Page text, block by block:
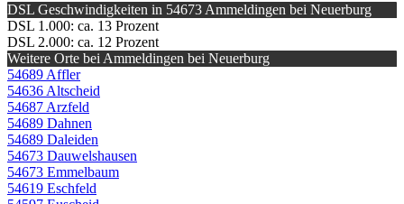
DSL Geschwindigkeiten in 54673 Ammeldingen bei Neuerburg
DSL 1.000: ca. 13 Prozent
DSL 2.000: ca. 12 Prozent
Weitere Orte bei Ammeldingen bei Neuerburg
54689 Affler
54636 Altscheid
54687 Arzfeld
54689 Dahnen
54689 Daleiden
54673 Dauwelshausen
54673 Emmelbaum
54619 Eschfeld